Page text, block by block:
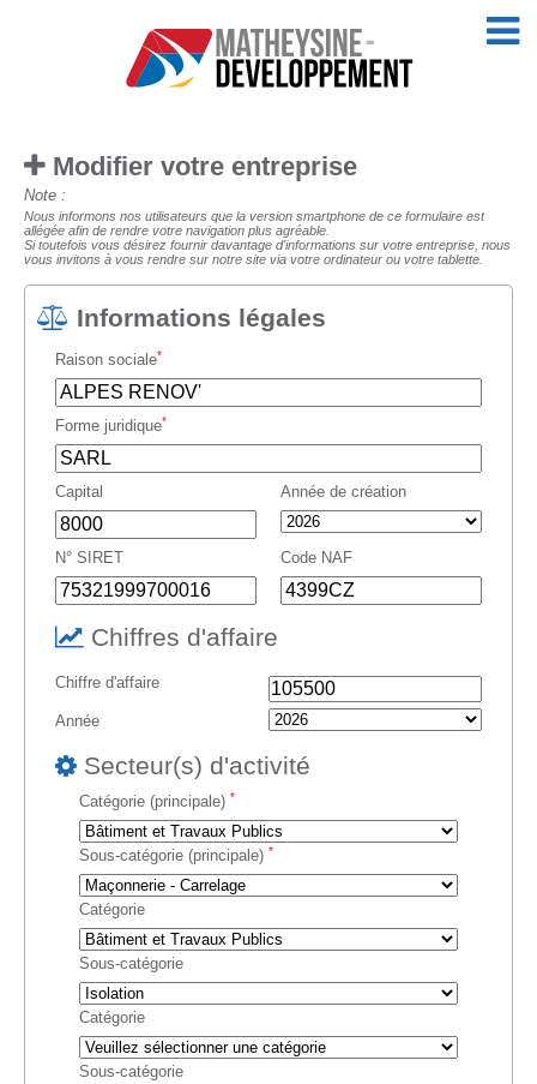
Modifier votre entreprise
Note :
Nous informons nos utilisateurs que la version smartphone de ce formulaire est
allégée afin de rendre votre navigation plus agréable.
Si toutefois vous désirez fournir davantage d'informations sur votre entreprise, nous
vous invitons à vous rendre sur notre site via votre ordinateur ou votre tablette.
Informations légales
Raison sociale*
Forme juridique*
Capital Année de création
N° SIRET Code NAF
Chiffres d'affaire
Chiffre d'affaire
Année
Secteur(s) d'activité
Catégorie (principale) *
Sous-catégorie (principale) *
Catégorie
Sous-catégorie
Catégorie
Sous-catégorie